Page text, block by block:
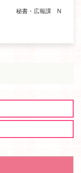
秘書・広報課 N